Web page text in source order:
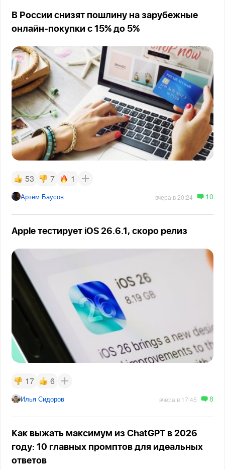
В России снизят пошлину на зарубежные
онлайн-покупки с 15% до 5%
53 7 1
Артём Баусов вчера в 20:24 10
Apple тестирует iOS 26.6.1, скоро релиз
17 6
Илья Сидоров вчера в 17:45 8
Как выжать максимум из ChatGPT в 2026
году: 10 главных промптов для идеальных
ответов